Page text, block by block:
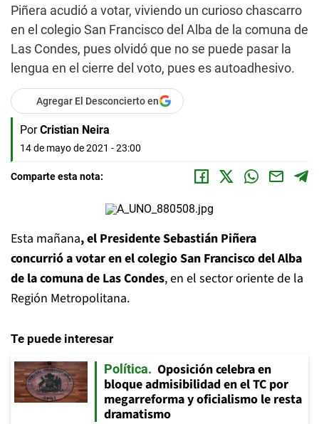
Piñera acudió a votar, viviendo un curioso chascarro
en el colegio San Francisco del Alba de la comuna de
Las Condes, pues olvidó que no se puede pasar la
lengua en el cierre del voto, pues es autoadhesivo.
Agregar El Desconcierto en
Por Cristian Neira
14 de mayo de 2021 - 23:00
Comparte esta nota:
Esta mañana, el Presidente Sebastián Piñera
concurrió a votar en el colegio San Francisco del Alba
de la comuna de Las Condes, en el sector oriente de la
Región Metropolitana.
Te puede interesar
Política
Oposición celebra en
bloque admisibilidad en el TC por
megarreforma y oficialismo le resta
dramatismo